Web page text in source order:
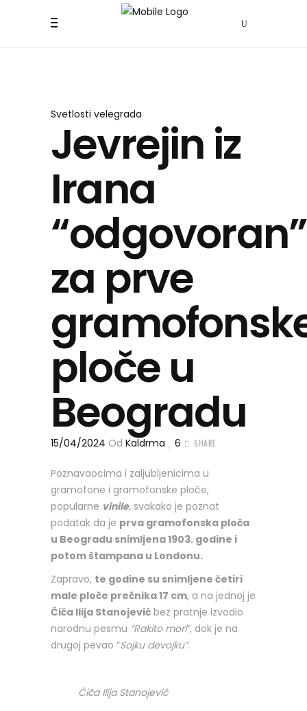
Svetlosti velegrada
Jevrejin iz
Irana
“odgovoran”
za prve
ploče u
Beogradu
15/04/2024 Od Kaldrma 6 SHARE
Poznavaocima i zaljubljenicima u
gramofone i gramofonske ploče,
popularne vinile, svakako je poznat
podatak da je prva gramofonska ploča
u Beogradu snimljena 1903. godine i
potom štampana u Londonu.
Zapravo, te godine su snimljene četiri
male ploče prečnika 17 cm, a na jednoj je
Čiča Ilija Stanojević bez pratnje izvodio
narodnu pesmu “Rakito mori“, dok je na
drugoj pevao “Sojku devojku”.
Čiča Ilija Stanojević